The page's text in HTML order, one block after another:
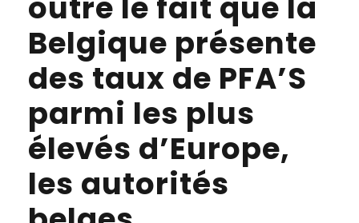
Belgique présente
des taux de PFA’S
parmi les plus
élevés d’Europe,
les autorités